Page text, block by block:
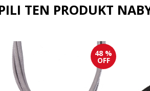
TEN PRODUKT
48 %
OFF